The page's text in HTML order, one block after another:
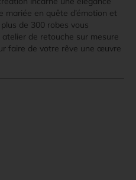
mariée en quête d’émotion et
de 300 robes vous
de retouche sur mesure
faire de votre rêve une œuvre